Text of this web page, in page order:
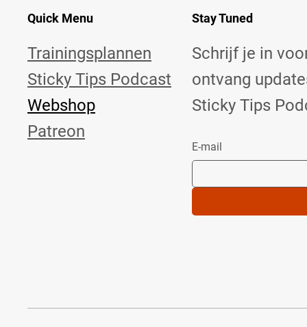
Quick Menu
Trainingsplannen
Sticky Tips Podcast
Webshop
Patreon
Stay Tuned
Schrijf je in
ontvang
Sticky Tips
E-mail